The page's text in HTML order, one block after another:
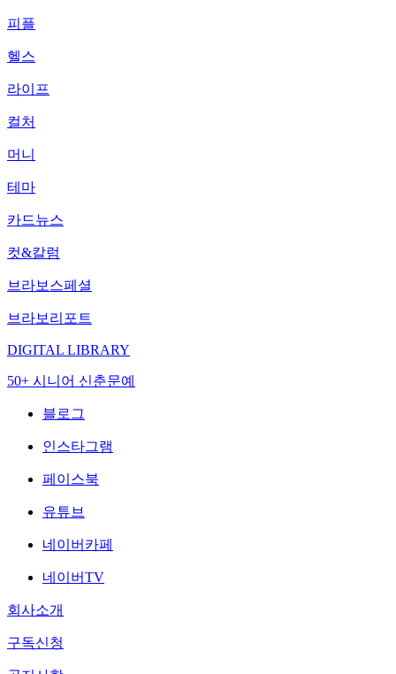
피플
헬스
라이프
컬처
머니
테마
카드뉴스
컷&칼럼
브라보스페셜
브라보리포트
DIGITAL LIBRARY
50+ 시니어 신춘문예
블로그
인스타그램
페이스북
유튜브
네이버카페
네이버TV
회사소개
구독신청